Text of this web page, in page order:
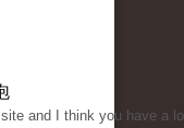
site and I think you have a